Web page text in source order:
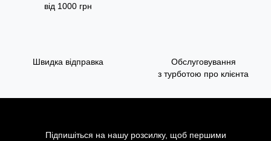
від 1000 грн
Швидка відправка
Обслуговування
з турботою про клієнта
Підпишіться на нашу розсилку, щоб першими